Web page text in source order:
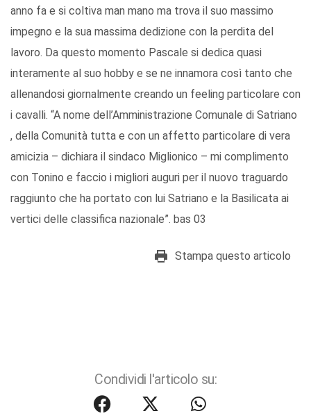
anno fa e si coltiva man mano ma trova il suo massimo
impegno e la sua massima dedizione con la perdita del
lavoro. Da questo momento Pascale si dedica quasi
interamente al suo hobby e se ne innamora così tanto che
allenandosi giornalmente creando un feeling particolare con
i cavalli. “A nome dell’Amministrazione Comunale di Satriano
, della Comunità tutta e con un affetto particolare di vera
amicizia – dichiara il sindaco Miglionico – mi complimento
con Tonino e faccio i migliori auguri per il nuovo traguardo
raggiunto che ha portato con lui Satriano e la Basilicata ai
vertici delle classifica nazionale”. bas 03
Stampa questo articolo
Condividi l'articolo su: